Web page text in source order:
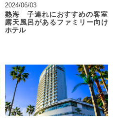
2024/06/03
熱海 子連れにおすすめの客室
露天風呂があるファミリー向け
ホテル